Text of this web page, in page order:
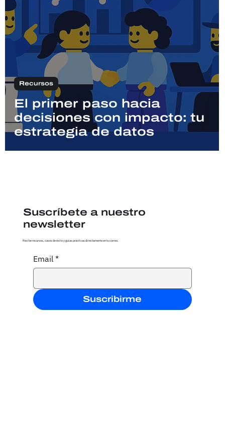
El primer paso hacia
decisiones con impacto: tu
estrategia de datos
Recursos
Suscríbete a nuestro
newsletter
Recibe recursos, casos de éxito y guías prácticas directamente en tu correo.
Email *
Suscribirme